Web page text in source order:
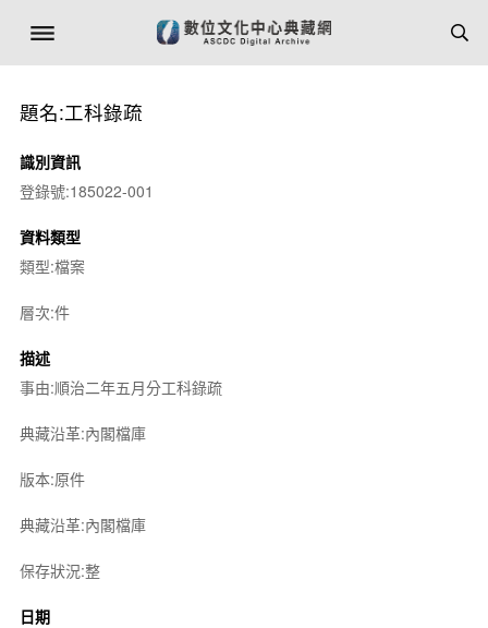
題名:工科錄疏
識別資訊
登錄號:185022-001
資料類型
類型:檔案
層次:件
描述
事由:順治二年五月分工科錄疏
典藏沿革:內閣檔庫
版本:原件
典藏沿革:內閣檔庫
保存狀況:整
日期